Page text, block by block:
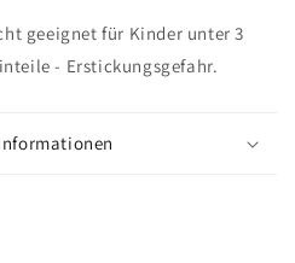
geeignet für Kinder unter 3
- Erstickungsgefahr.